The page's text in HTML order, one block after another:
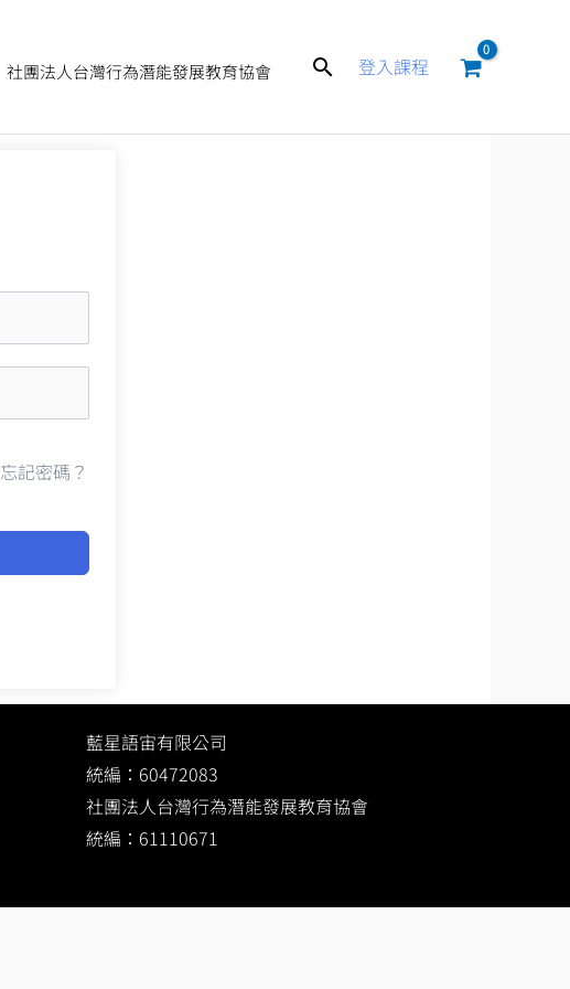
社團法人台灣行為潛能發展教育協會
搜
登入課程
忘記密碼？
藍星語宙有限公司
統編：60472083
社團法人台灣行為潛能發展教育協會
統編：61110671